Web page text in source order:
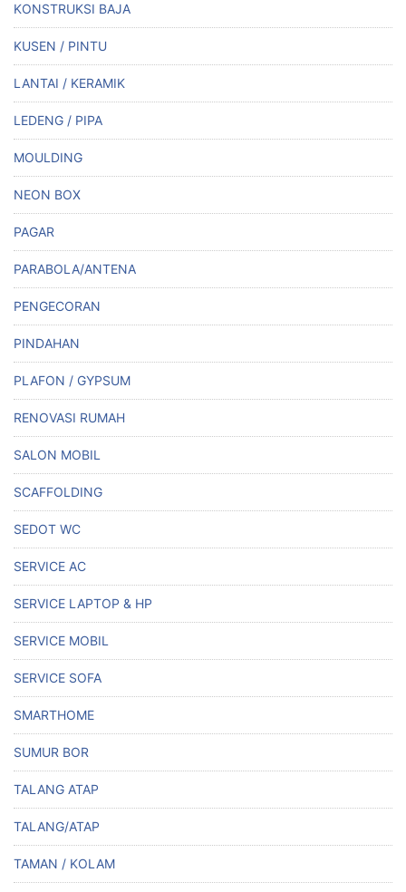
KONSTRUKSI BAJA
KUSEN / PINTU
LANTAI / KERAMIK
LEDENG / PIPA
MOULDING
NEON BOX
PAGAR
PARABOLA/ANTENA
PENGECORAN
PINDAHAN
PLAFON / GYPSUM
RENOVASI RUMAH
SALON MOBIL
SCAFFOLDING
SEDOT WC
SERVICE AC
SERVICE LAPTOP & HP
SERVICE MOBIL
SERVICE SOFA
SMARTHOME
SUMUR BOR
TALANG ATAP
TALANG/ATAP
TAMAN / KOLAM